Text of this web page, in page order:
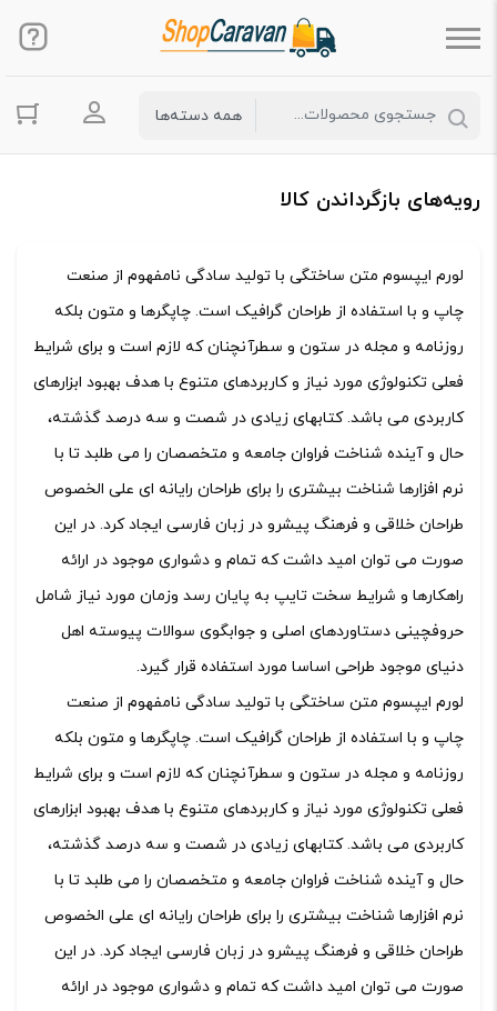
ورود به
رویه‌های بازگرداندن کالا
لورم ایپسوم متن ساختگی با تولید سادگی نامفهوم از صنعت
چاپ و با استفاده از طراحان گرافیک است. چاپگرها و متون بلکه
روزنامه و مجله در ستون و سطرآنچنان که لازم است و برای شرایط
فعلی تکنولوژی مورد نیاز و کاربردهای متنوع با هدف بهبود ابزارهای
کاربردی می باشد. کتابهای زیادی در شصت و سه درصد گذشته،
حال و آینده شناخت فراوان جامعه و متخصصان را می طلبد تا با
نرم افزارها شناخت بیشتری را برای طراحان رایانه ای علی الخصوص
طراحان خلاقی و فرهنگ پیشرو در زبان فارسی ایجاد کرد. در این
صورت می توان امید داشت که تمام و دشواری موجود در ارائه
راهکارها و شرایط سخت تایپ به پایان رسد وزمان مورد نیاز شامل
حروفچینی دستاوردهای اصلی و جوابگوی سوالات پیوسته اهل
دنیای موجود طراحی اساسا مورد استفاده قرار گیرد.
لورم ایپسوم متن ساختگی با تولید سادگی نامفهوم از صنعت
چاپ و با استفاده از طراحان گرافیک است. چاپگرها و متون بلکه
روزنامه و مجله در ستون و سطرآنچنان که لازم است و برای شرایط
فعلی تکنولوژی مورد نیاز و کاربردهای متنوع با هدف بهبود ابزارهای
کاربردی می باشد. کتابهای زیادی در شصت و سه درصد گذشته،
حال و آینده شناخت فراوان جامعه و متخصصان را می طلبد تا با
نرم افزارها شناخت بیشتری را برای طراحان رایانه ای علی الخصوص
طراحان خلاقی و فرهنگ پیشرو در زبان فارسی ایجاد کرد. در این
صورت می توان امید داشت که تمام و دشواری موجود در ارائه